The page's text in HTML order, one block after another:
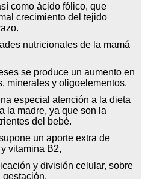
como ácido fólico, que
crecimiento del tejido
nutricionales de la mamá
se produce un aumento en
minerales y oligoelementos.
especial atención a la dieta
la madre, ya que son la
del bebé.
un aporte extra de
vitamina B2,
y división celular, sobre
gestación.